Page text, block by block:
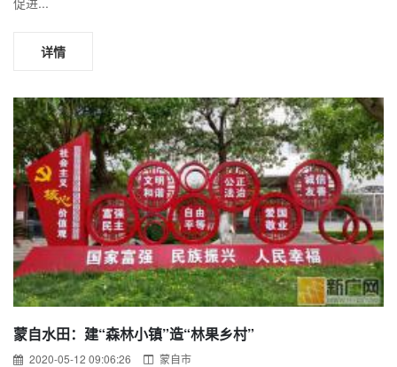
详情
蒙自水田：建“森林小镇”造“林果乡村”
2020-05-12 09:06:26 蒙自市